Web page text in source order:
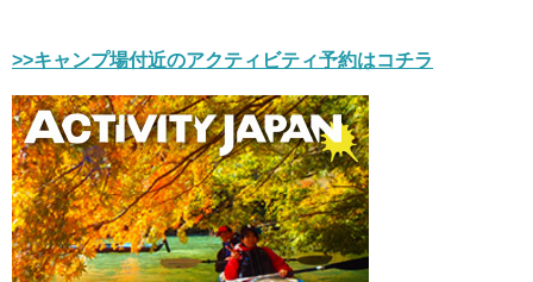
>>キャンプ場付近のアクティビティ予約はコチラ